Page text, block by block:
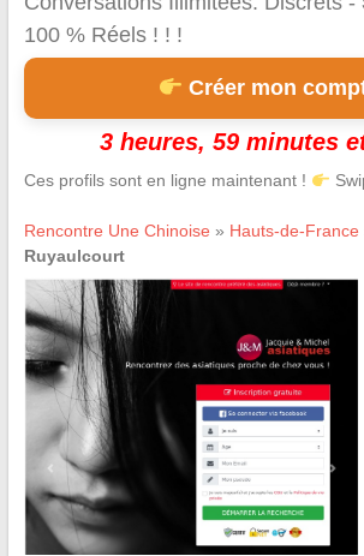
100 % Réels ! ! !
Créer mon
3 heures, 59 minutes
Ces profils sont en ligne maintenant !
Rencontre Une Chinoise » Hauts-de-France
Ruyaulcourt